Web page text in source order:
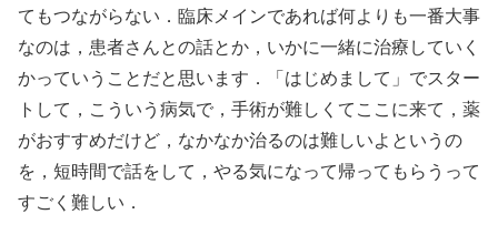
てもつながらない．臨床メインであれば何よりも一番大事
なのは，患者さんとの話とか，いかに一緒に治療していく
かっていうことだと思います．「はじめまして」でスター
トして，こういう病気で，手術が難しくてここに来て，薬
がおすすめだけど，なかなか治るのは難しいよというの
を，短時間で話をして，やる気になって帰ってもらうって
すごく難しい．